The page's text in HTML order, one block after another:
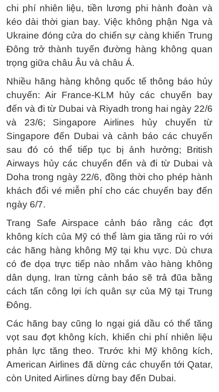
chi phí nhiên liệu, tiền lương phi hành đoàn và
kéo dài thời gian bay. Việc không phận Nga và
Ukraine đóng cửa do chiến sự càng khiến Trung
Đông trở thành tuyến đường hàng không quan
trọng giữa châu Âu và châu Á.
Nhiều hãng hàng không quốc tế thông báo hủy
chuyến: Air France-KLM hủy các chuyến bay
đến và đi từ Dubai và Riyadh trong hai ngày 22/6
và 23/6; Singapore Airlines hủy chuyến từ
Singapore đến Dubai và cảnh báo các chuyến
sau đó có thể tiếp tục bị ảnh hưởng; British
Airways hủy các chuyến đến và đi từ Dubai và
Doha trong ngày 22/6, đồng thời cho phép hành
khách đổi vé miễn phí cho các chuyến bay đến
ngày 6/7.
Trang Safe Airspace cảnh báo rằng các đợt
không kích của Mỹ có thể làm gia tăng rủi ro với
các hãng hàng không Mỹ tại khu vực. Dù chưa
có đe dọa trực tiếp nào nhắm vào hàng không
dân dụng, Iran từng cảnh báo sẽ trả đũa bằng
cách tấn công lợi ích quân sự của Mỹ tại Trung
Đông.
Các hãng bay cũng lo ngại giá dầu có thể tăng
vọt sau đợt không kích, khiến chi phí nhiên liệu
phản lực tăng theo. Trước khi Mỹ không kích,
American Airlines đã dừng các chuyến tới Qatar,
còn United Airlines dừng bay đến Dubai.